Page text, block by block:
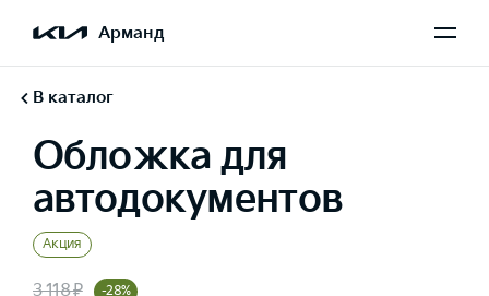
Арманд
В каталог
Обложка для
автодокументов
Акция
3 118 ₽ -28%